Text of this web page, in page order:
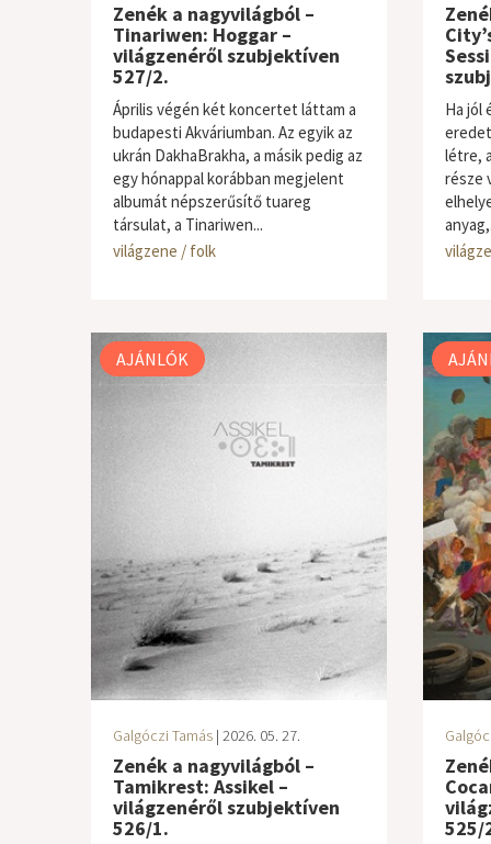
Zenék a nagyvilágból –
Tinariwen: Hoggar –
világzenéről szubjektíven
527/2.
Április végén két koncertet láttam a
budapesti Akváriumban. Az egyik az
ukrán DakhaBrakha, a másik pedig az
egy hónappal korábban megjelent
albumát népszerűsítő tuareg
társulat, a Tinariwen...
világzene / folk
Ha jól
létre,
része
AJÁNLÓK
Galgóczi Tamás| 2026. 05. 27.
Zenék a nagyvilágból –
Tamikrest: Assikel –
világzenéről szubjektíven
526/1.
525/